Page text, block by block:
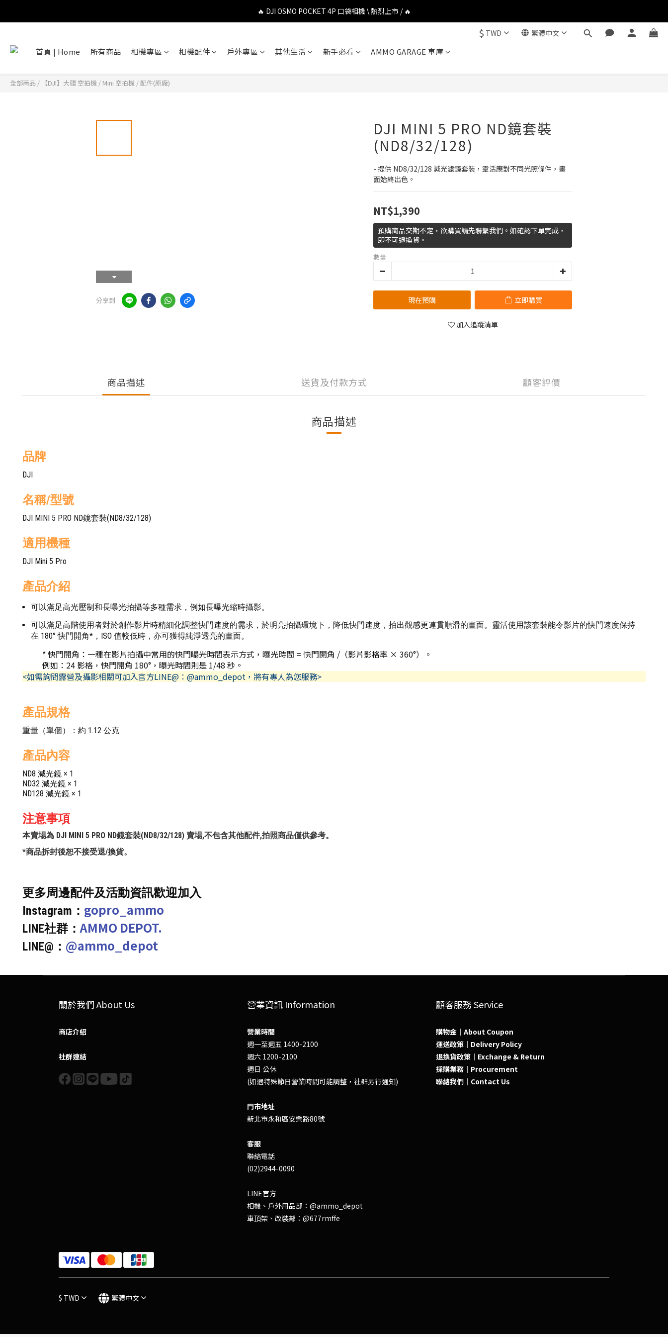
🔥 DJI OSMO POCKET 4P 口袋相機 \ 熱烈上市 / 🔥
🔥 DJI OSMO POCKET 4P 口袋相機 \ 熱烈上市 / 🔥
🔥 Insta360 GO Ultra Hello Kitty 聯名限定套裝 \ 時尚上市 / 🔥
$ TWD 繁體中文
首頁 | Home 所有商品 相機專區 相機配件 戶外專區 其他生活 新手必看 AMMO GARAGE 車庫
全部商品 / 【DJI】大疆 空拍機 / Mini 空拍機 /配件(原廠)
分享到
DJI MINI 5 PRO ND鏡套裝
(ND8/32/128)
- 提供 ND8/32/128 減光濾鏡套裝，靈活應對不同光照條件，畫
面始終出色。
NT$1,390
預購商品交期不定，欲購買請先聯繫我們。如確認下單完成，
即不可退換貨。
數量
現在預購 立即購買
加入追蹤清單
商品描述 送貨及付款方式 顧客評價
商品描述
品牌
DJI
名稱/型號
DJI MINI 5 PRO ND鏡套裝(ND8/32/128)
適用機種
DJI Mini 5 Pro
產品介紹
可以滿足高光壓制和長曝光拍攝等多種需求，例如長曝光縮時攝影。
可以滿足高階使用者對於創作影片時精細化調整快門速度的需求，於明亮拍攝環境下，降低快門速度，拍出觀感更連貫順滑的畫面。靈活使用該套裝能令影片的快門速度保持
在 180° 快門開角*，ISO 值較低時，亦可獲得純淨透亮的畫面。
* 快門開角：一種在影片拍攝中常用的快門曝光時間表示方式，曝光時間 = 快門開角 /（影片影格率 × 360°）。
例如：24 影格，快門開角 180°，曝光時間則是 1/48 秒。
<如需詢問露營及攝影相關可加入官方LINE@：@ammo_depot，將有專人為您服務>
產品規格
重量（單個）：約 1.12 公克
產品內容
ND8 減光鏡 × 1
ND32 減光鏡 × 1
ND128 減光鏡 × 1
注意事項
本賣場為 DJI MINI 5 PRO ND鏡套裝(ND8/32/128) 賣場,不包含其他配件,拍照商品僅供參考。
*商品拆封後恕不接受退/換貨。
更多周邊配件及活動資訊歡迎加入
Instagram： gopro_ammo
LINE社群：AMMO DEPOT.
LINE@： @ammo_depot
關於我們 About Us
商店介紹
社群連結
營業資訊 Information
營業時間
週一至週五 1400-2100
週六 1200-2100
週日 公休
(如遇特殊節日營業時間可能調整，社群另行通知)
門市地址
新北市永和區安樂路80號
客服
聯絡電話
(02)2944-0090
LINE官方
相機、戶外用品部：@ammo_depot
車頂架、改裝部：@677rmffe
顧客服務 Service
購物金｜About Coupon
運送政策｜Delivery Policy
退換貨政策｜Exchange & Return
採購業務｜Procurement
聯絡我們｜Contact Us
$ TWD 繁體中文